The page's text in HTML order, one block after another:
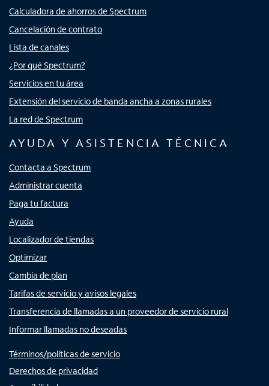
Calculadora de ahorros de Spectrum
Cancelación de contrato
Lista de canales
¿Por qué Spectrum?
Servicios en tu área
Extensión del servicio de banda ancha a zonas rurales
La red de Spectrum
AYUDA Y ASISTENCIA TÉCNICA
Contacta a Spectrum
Administrar cuenta
Paga tu factura
Ayuda
Localizador de tiendas
Optimizar
Cambia de plan
Tarifas de servicio y avisos legales
Transferencia de llamadas a un proveedor de servicio rural
Informar llamadas no deseadas
Términos/políticas de servicio
Derechos de privacidad